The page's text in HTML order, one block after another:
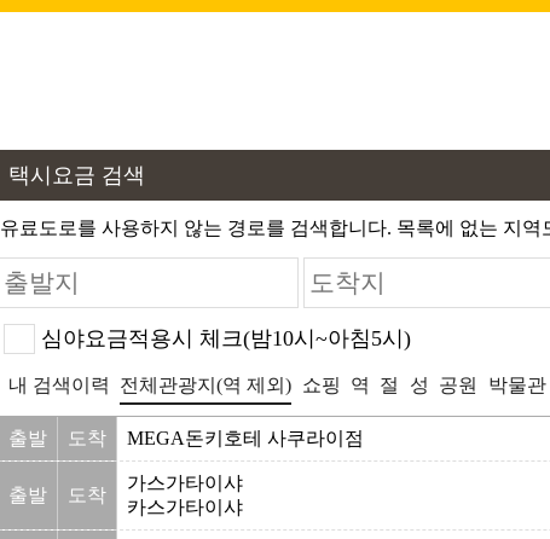
택시요금 검색
유료도로를 사용하지 않는 경로를 검색합니다. 목록에 없는 지
심야요금적용시 체크(밤10시~아침5시)
내 검색이력 전체관광지(역 제외) 쇼핑 역 절 성 공원 박물관
출발 도착 MEGA돈키호테 사쿠라이점
출발 도착
가스가타이샤
카스가타이샤